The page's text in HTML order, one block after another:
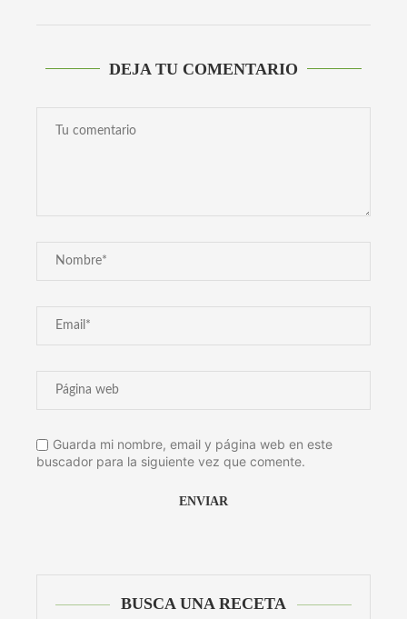
DEJA TU COMENTARIO
Guarda mi nombre, email y página web en este
buscador para la siguiente vez que comente.
BUSCA UNA RECETA